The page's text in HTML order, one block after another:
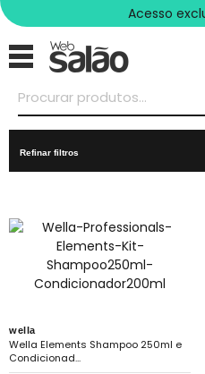
Acesso
Refinar filtros
wella
Wella Elements Shampoo 250ml e
Condicionad...